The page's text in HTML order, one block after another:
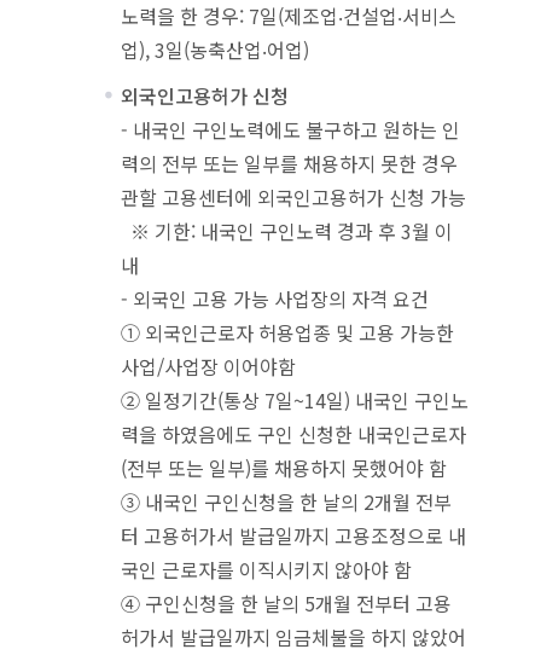
노력을 한 경우: 7일(제조업‧건설업‧서비스
업), 3일(농축산업‧어업)
외국인고용허가 신청
- 내국인 구인노력에도 불구하고 원하는 인
력의 전부 또는 일부를 채용하지 못한 경우
관할 고용센터에 외국인고용허가 신청 가능
※ 기한: 내국인 구인노력 경과 후 3월 이
내
- 외국인 고용 가능 사업장의 자격 요건
① 외국인근로자 허용업종 및 고용 가능한
사업/사업장 이어야함
② 일정기간(통상 7일~14일) 내국인 구인노
력을 하였음에도 구인 신청한 내국인근로자
(전부 또는 일부)를 채용하지 못했어야 함
③ 내국인 구인신청을 한 날의 2개월 전부
터 고용허가서 발급일까지 고용조정으로 내
국인 근로자를 이직시키지 않아야 함
④ 구인신청을 한 날의 5개월 전부터 고용
허가서 발급일까지 임금체불을 하지 않았어